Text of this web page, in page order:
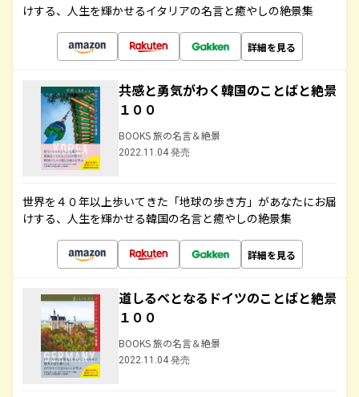
けする、人生を輝かせるイタリアの名言と癒やしの絶景集
詳細を見る
共感と勇気がわく韓国のことばと絶景
１００
BOOKS 旅の名言＆絶景
2022.11.04 発売
世界を４０年以上歩いてきた「地球の歩き方」があなたにお届
けする、人生を輝かせる韓国の名言と癒やしの絶景集
詳細を見る
道しるべとなるドイツのことばと絶景
１００
BOOKS 旅の名言＆絶景
2022.11.04 発売